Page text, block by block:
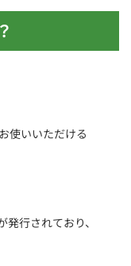
使いいただける
行されており、